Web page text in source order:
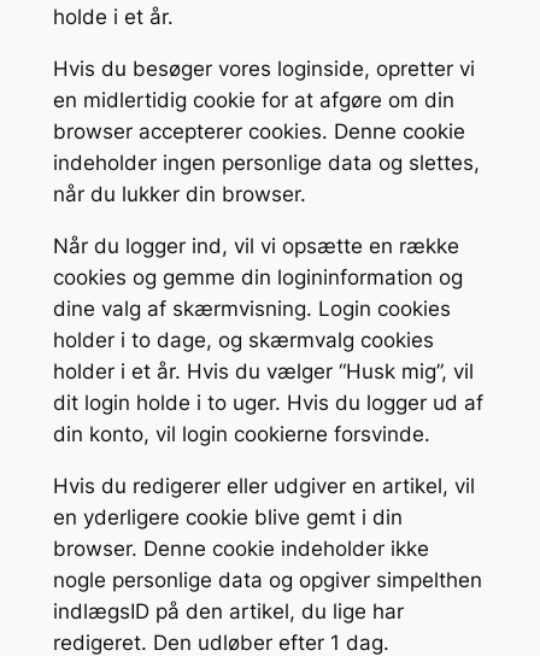
holde i et år.
Hvis du besøger vores loginside, opretter vi
en midlertidig cookie for at afgøre om din
browser accepterer cookies. Denne cookie
indeholder ingen personlige data og slettes,
når du lukker din browser.
Når du logger ind, vil vi opsætte en række
cookies og gemme din logininformation og
dine valg af skærmvisning. Login cookies
holder i to dage, og skærmvalg cookies
holder i et år. Hvis du vælger “Husk mig”, vil
dit login holde i to uger. Hvis du logger ud af
din konto, vil login cookierne forsvinde.
Hvis du redigerer eller udgiver en artikel, vil
en yderligere cookie blive gemt i din
browser. Denne cookie indeholder ikke
nogle personlige data og opgiver simpelthen
indlægsID på den artikel, du lige har
redigeret. Den udløber efter 1 dag.